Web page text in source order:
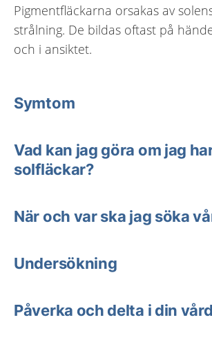
Pigmentfläckarna orsakas av
strålning. De bildas oftast på
och i ansiktet.
Symtom
Vad kan jag göra om jag
solfläckar?
När och var ska jag söka
Undersökning
Påverka och delta i din vård